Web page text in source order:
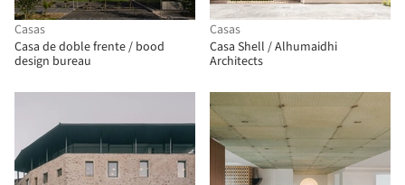
Casas
Casa de doble frente / bood
design bureau
Casas
Casa Shell / Alhumaidhi
Architects